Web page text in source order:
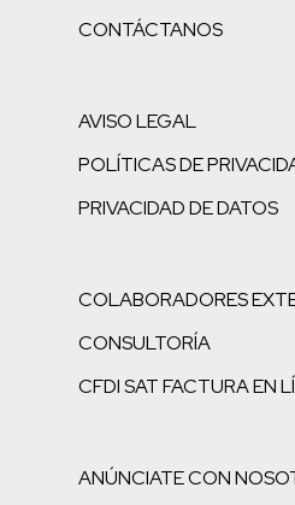
CONTÁCTANOS
AVISO LEGAL
POLÍTICAS DE
PRIVACIDAD DE DATOS
COLABORADORES
CONSULTORÍA
CFDI SAT FACTURA EN
ANÚNCIATE CON